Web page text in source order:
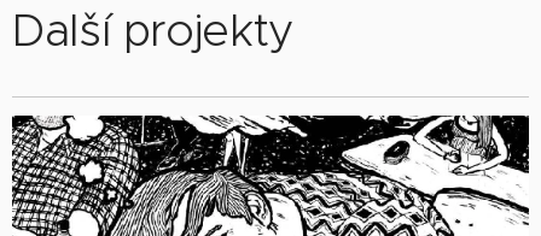
Další projekty